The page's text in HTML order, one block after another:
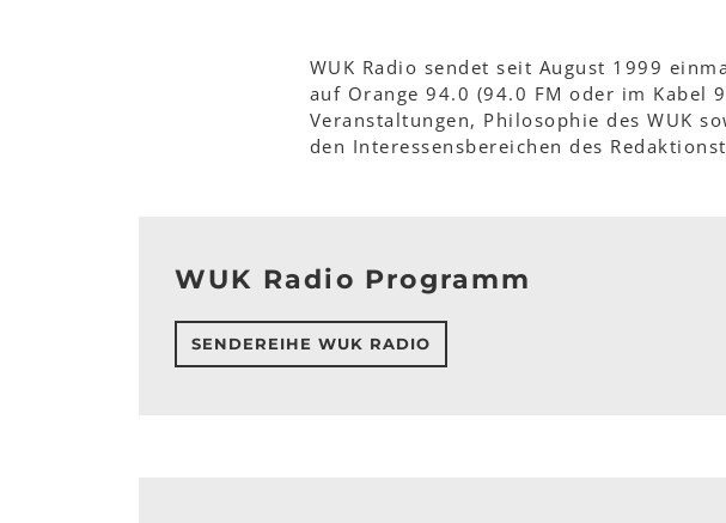
WUK Radio sendet seit August 1999
auf Orange 94.0 (94.0 FM oder im Kabel
Veranstaltungen, Philosophie des WUK
den Interessensbereichen des
WUK Radio Programm
SENDEREIHE WUK RADIO